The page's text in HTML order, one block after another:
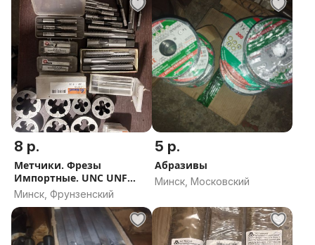
8 р.
Метчики. Фрезы
Импортные. UNC UNF
резьбы
Минск, Фрунзенский
5 р.
Абразивы
Минск, Московский